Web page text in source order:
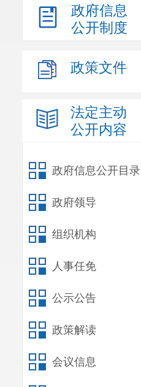
政府信息
公开制度
政策文件
法定主动
公开内容
政府信息公开目录
政府领导
组织机构
人事任免
公示公告
政策解读
会议信息